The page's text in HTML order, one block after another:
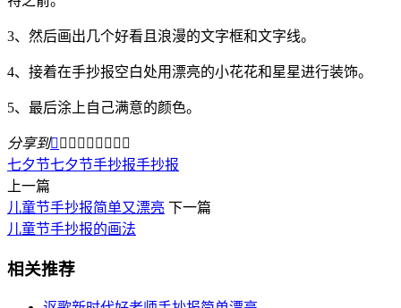
3、然后画出几个好看且浪漫的文字框和文字线。
4、接着在手抄报空白处用漂亮的小花花和星星进行装饰。
5、最后涂上自己满意的颜色。
分享到        
​七夕节​七夕节手抄报手抄报
上一篇
​儿童节手抄报简单又漂亮 下一篇
儿童节手抄报的画法
相关推荐